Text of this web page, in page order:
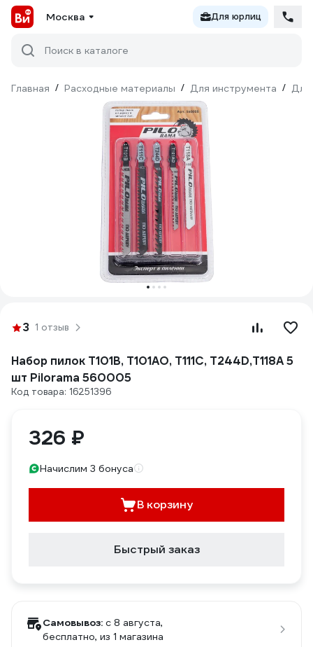
Москва Для юрлиц
Поиск в каталоге
Главная / Расходные материалы / Для инструмента / Для
3 1 отзыв
Набор пилок T101B, T101AO, T111C, T244D,T118A 5
шт Pilorama 560005
Код товара: 16251396
326 ₽
Начислим 3 бонуса
В корзину
Быстрый заказ
Самовывоз: c 8 августа,
бесплатно, из 1 магазина